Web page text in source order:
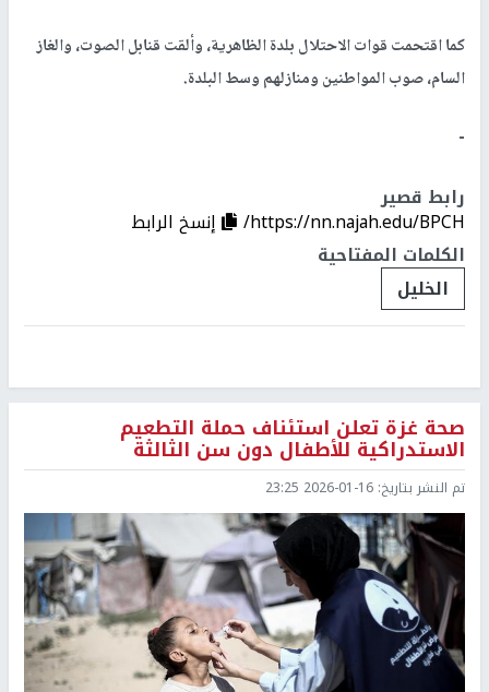
كما اقتحمت قوات الاحتلال بلدة الظاهرية، وألقت قنابل الصوت، والغاز
السام، صوب المواطنين ومنازلهم وسط البلدة.
-
رابط قصير
https://nn.najah.edu/BPCH/
إنسخ الرابط
الكلمات المفتاحية
الخليل
صحة غزة تعلن استئناف حملة التطعيم
الاستدراكية للأطفال دون سن الثالثة
تم النشر بتاريخ: 2026-01-16 23:25